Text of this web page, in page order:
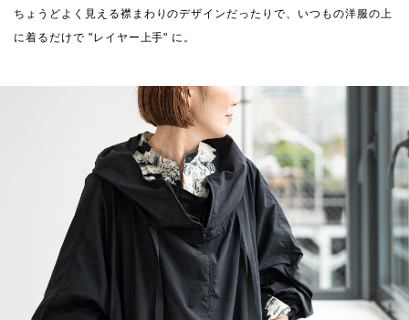
ちょうどよく見える襟まわりのデザインだったりで、いつもの洋服の上
に着るだけで "レイヤー上手" に。